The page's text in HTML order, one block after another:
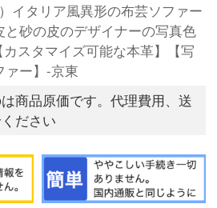
イタリア風異形の布芸ソファー
砂の皮のデザイナーの写真色
スタマイズ可能な本革】【写
ァー】-京東
商品原価です。代理費用、送
ださい